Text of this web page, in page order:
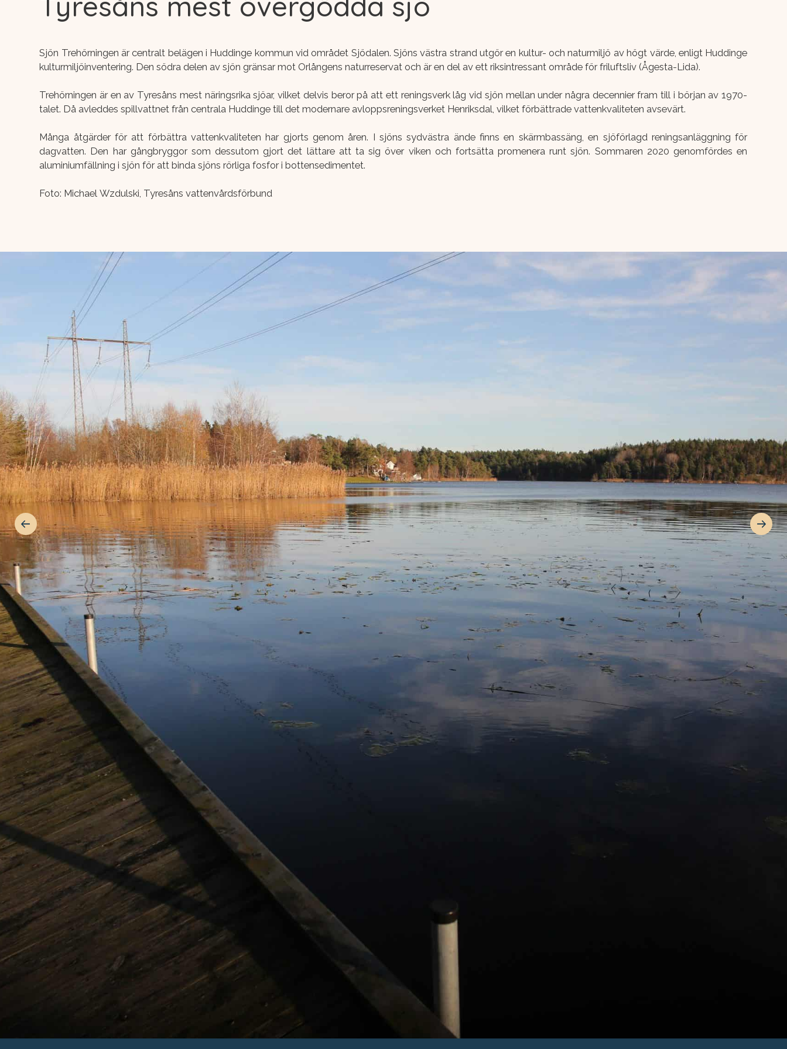
Arbetsgrupp
Sjön Trehörningen är centralt belägen i Huddinge kommun vid området Sjödalen. Sjöns västra strand utgör en kultur- och naturmiljö av högt värde, enligt Huddinge
kulturmiljöinventering. Den södra delen av sjön gränsar mot Orlångens naturreservat och är en del av ett riksintressant område för friluftsliv (Ågesta-Lida).
Trehörningen är en av Tyresåns mest näringsrika sjöar, vilket delvis beror på att ett reningsverk låg vid sjön mellan under några decennier fram till i början av 1970-
talet. Då avleddes spillvattnet från centrala Huddinge till det modernare avloppsreningsverket Henriksdal, vilket förbättrade vattenkvaliteten avsevärt.
Många åtgärder för att förbättra vattenkvaliteten har gjorts genom åren. I sjöns sydvästra ände finns en skärmbassäng, en sjöförlagd reningsanläggning för
dagvatten. Den har gångbryggor som dessutom gjort det lättare att ta sig över viken och fortsätta promenera runt sjön. Sommaren 2020 genomfördes en
aluminiumfällning i sjön för att binda sjöns rörliga fosfor i bottensedimentet.
Foto: Michael Wzdulski, Tyresåns vattenvårdsförbund